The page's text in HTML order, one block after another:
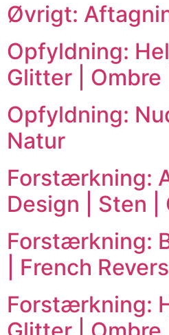
Øvrigt:
Opfyldning:
Glitter | Ombre
Opfyldning:
Natur
Forstærkning:
Design | Sten |
Forstærkning:
| French
Forstærkning: